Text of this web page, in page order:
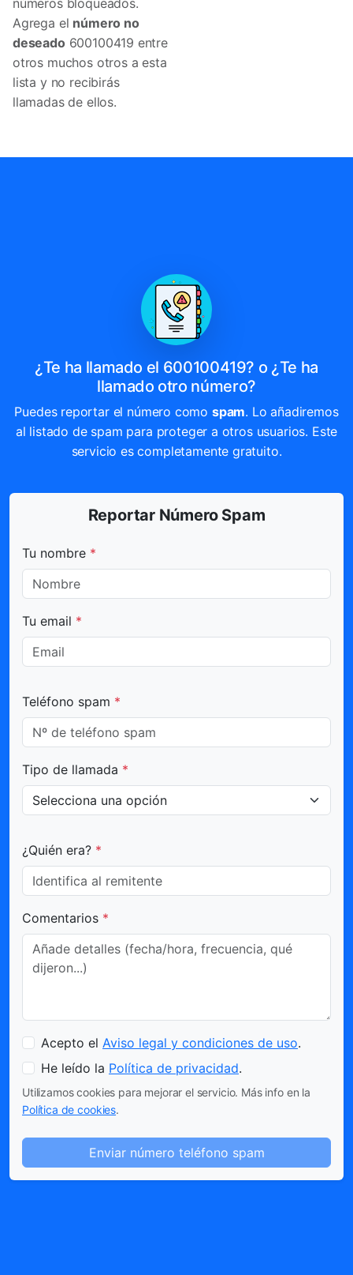
Agrega el número no
deseado 600100419 entre
otros muchos otros a esta
lista y no recibirás
llamadas de ellos.
¿Te ha llamado el 600100419? o ¿Te ha
llamado otro número?
Puedes reportar el número como spam. Lo añadiremos
al listado de spam para proteger a otros usuarios. Este
servicio es completamente gratuito.
Reportar Número Spam
Tu nombre *
Tu email *
Teléfono spam *
Tipo de llamada *
¿Quién era? *
Comentarios *
Acepto el Aviso legal y condiciones de uso.
He leído la Política de privacidad.
Utilizamos cookies para mejorar el servicio. Más info en la
Política de cookies.
Enviar número teléfono spam